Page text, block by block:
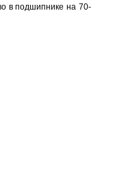
в подшипнике на 70-